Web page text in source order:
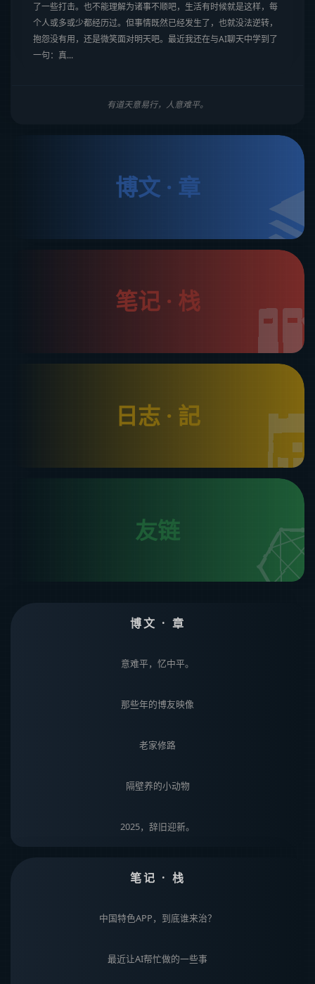
了一些打击。也不能理解为诸事不顺吧，生活有时候就是这样，每
个人或多或少都经历过。但事情既然已经发生了，也就没法逆转，
抱怨没有用，还是微笑面对明天吧。最近我还在与AI聊天中学到了
一句：真...
有道天意易行，人意难平。
博文 · 章
笔记 · 栈
日志 · 記
友链
博文 · 章
意难平，忆中平。
那些年的博友映像
老家修路
隔壁养的小动物
2025，辞旧迎新。
笔记 · 栈
中国特色APP，到底谁来治？
最近让AI帮忙做的一些事